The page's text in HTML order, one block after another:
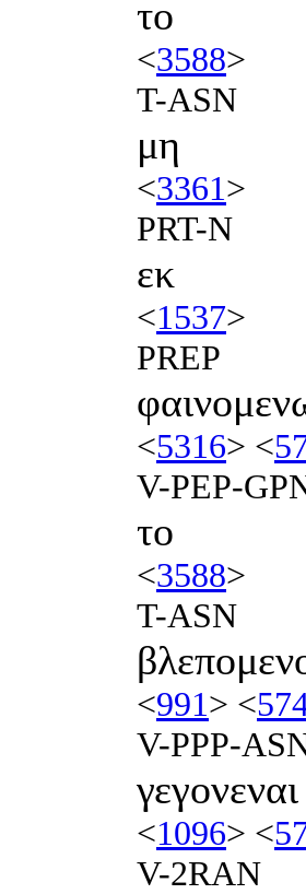
το
<3588>
T-ASN
μη
<3361>
PRT-N
εκ
<1537>
PREP
<5316> <
V-PEP-
το
<3588>
T-ASN
<991> <
V-PPP-
γεγονεναι
<1096> <
V-2RAN